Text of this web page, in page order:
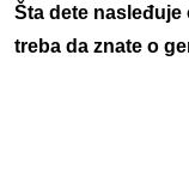
Šta dete nasleđuje
treba da znate o